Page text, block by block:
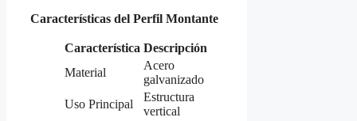
Características del Perfil Montante
Característica Descripción
Material
Acero
galvanizado
Uso Principal
Estructura
vertical